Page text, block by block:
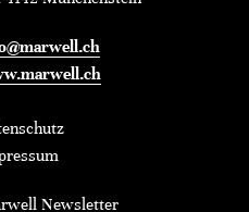
Newsletter